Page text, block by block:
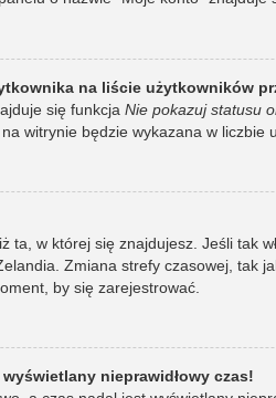
na liście użytkowników
się funkcja Nie pokazuj statusu
witrynie będzie wykazana w liczbie
ta, w której się znajdujesz. Jeśli tak
Zmiana strefy czasowej,
by się zarejestrować.
nieprawidłowy czas!